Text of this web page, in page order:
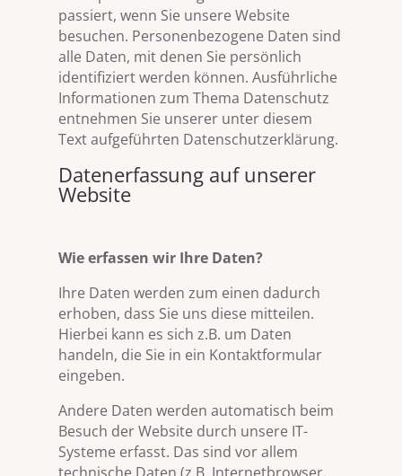
passiert, wenn Sie unsere Website
besuchen. Personenbezogene Daten sind
alle Daten, mit denen Sie persönlich
identifiziert werden können. Ausführliche
Informationen zum Thema Datenschutz
entnehmen Sie unserer unter diesem
Text aufgeführten Datenschutzerklärung.
Datenerfassung auf unserer
Website
Wie erfassen wir Ihre Daten?
Ihre Daten werden zum einen dadurch
erhoben, dass Sie uns diese mitteilen.
Hierbei kann es sich z.B. um Daten
handeln, die Sie in ein Kontaktformular
eingeben.
Andere Daten werden automatisch beim
Besuch der Website durch unsere IT-
Systeme erfasst. Das sind vor allem